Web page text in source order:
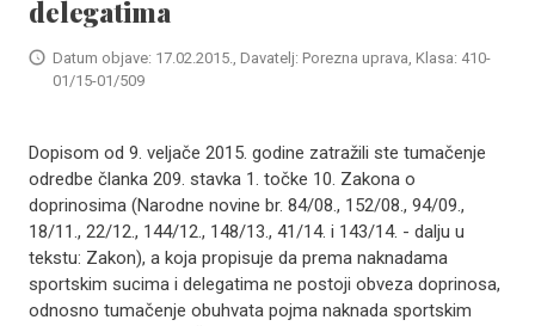
delegatima
Datum objave: 17.02.2015., Davatelj: Porezna uprava, Klasa: 410-
01/15-01/509
Dopisom od 9. veljače 2015. godine zatražili ste tumačenje
odredbe članka 209. stavka 1. točke 10. Zakona o
doprinosima (Narodne novine br. 84/08., 152/08., 94/09.,
18/11., 22/12., 144/12., 148/13., 41/14. i 143/14. - dalju u
tekstu: Zakon), a koja propisuje da prema naknadama
sportskim sucima i delegatima ne postoji obveza doprinosa,
odnosno tumačenje obuhvata pojma naknada sportskim